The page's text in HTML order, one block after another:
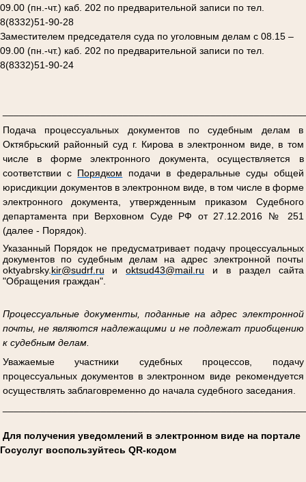
09.00 (пн.-чт.) каб. 202 по предварительной записи по тел.
8(8332)51-90-28
Заместителем председателя суда по уголовным делам с 08.15 –
09.00 (пн.-чт.) каб. 202 по предварительной записи по тел.
8(8332)51-90-24
Подача процессуальных документов по судебным делам в
Октябрьский районный суд г. Кирова в электронном виде, в том
числе в форме электронного документа, осуществляется в
соответствии с Порядком подачи в федеральные суды общей
юрисдикции документов в электронном виде, в том числе в форме
электронного документа, утвержденным приказом Судебного
департамента при Верховном Суде РФ от 27.12.2016 № 251
(далее - Порядок).
Указанный Порядок не предусматривает подачу процессуальных
документов по судебным делам на адрес электронной почты
oktyabrsky. kir@sudrf. ru иoktsud43@mail ru
и в раздел сайта
"Обращения граждан".
Процессуальные документы, поданные на адрес электронной
почты, не являются надлежащими и не подлежат приобщению
к судебным делам.
Уважаемые участники судебных процессов, подачу
процессуальных документов в электронном виде рекомендуется
осуществлять заблаговременно до начала судебного заседания.
Для получения уведомлений в электронном виде на портале
Госуслуг воспользуйтесь QR-кодом